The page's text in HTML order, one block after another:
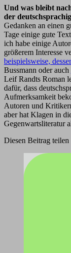
Und was bleibt
der
Gedanken an einen
Tage einige gute
ich habe einige
größerem Interesse
beispielsweise,
Bussmann oder auch
Leif Randts Roman
dafür, dass
Aufmerksamkeit
Autoren und
aber hat Klagen in
Gegenwartsliteratur
Diesen Beitrag teilen